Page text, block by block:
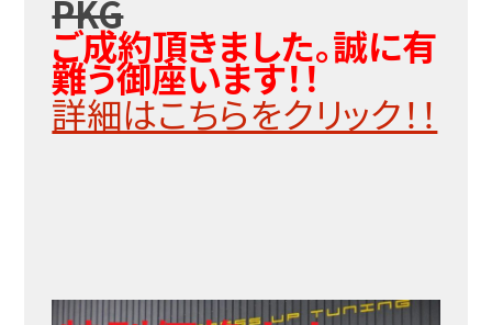
PKG
ご成約頂きました。誠に有
難う御座います！！
詳細はこちらをクリック！！